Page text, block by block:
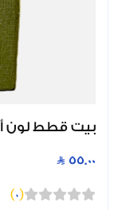
بيت قطط لون
55.00
(
0
)